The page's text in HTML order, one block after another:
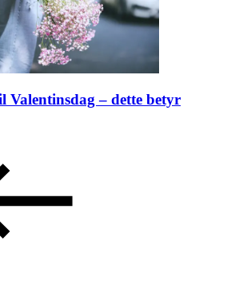
Valentinsdag – dette betyr